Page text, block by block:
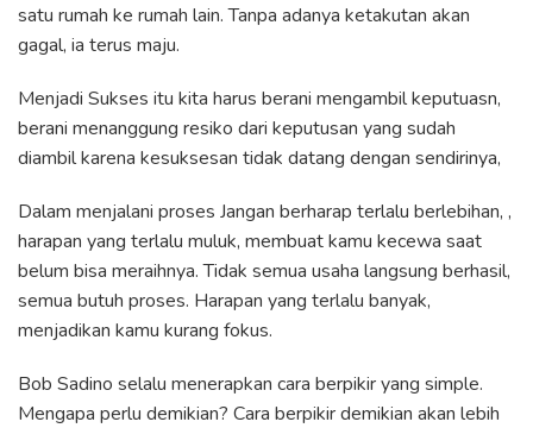
satu rumah ke rumah lain. Tanpa adanya ketakutan akan
gagal, ia terus maju.
Menjadi Sukses itu kita harus berani mengambil keputuasn,
berani menanggung resiko dari keputusan yang sudah
diambil karena kesuksesan tidak datang dengan sendirinya,
Dalam menjalani proses Jangan berharap terlalu berlebihan, ,
harapan yang terlalu muluk, membuat kamu kecewa saat
belum bisa meraihnya. Tidak semua usaha langsung berhasil,
semua butuh proses. Harapan yang terlalu banyak,
menjadikan kamu kurang fokus.
Bob Sadino selalu menerapkan cara berpikir yang simple.
Mengapa perlu demikian? Cara berpikir demikian akan lebih